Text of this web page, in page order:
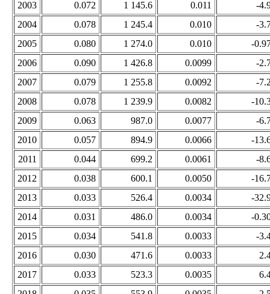
2003
0.072 1 145.6 0.011
-
2004
0.078 1 245.4 0.010
-
2005
0.080 1 274.0 0.010
-
2006
0.090 1 426.8 0.0099
-
2007
0.079 1 255.8 0.0092
-
2008
0.078 1 239.9 0.0082
-
2009
0.063 987.0 0.0077
-
2010
0.057 894.9 0.0066
-
2011
0.044 699.2 0.0061
-
2012
0.038 600.1 0.0050
-
2013
0.033 526.4 0.0034
-
2014
0.031 486.0 0.0034
-
2015
0.034 541.8 0.0033
-
2016
0.030 471.6 0.0033
2017
0.033 523.3 0.0035